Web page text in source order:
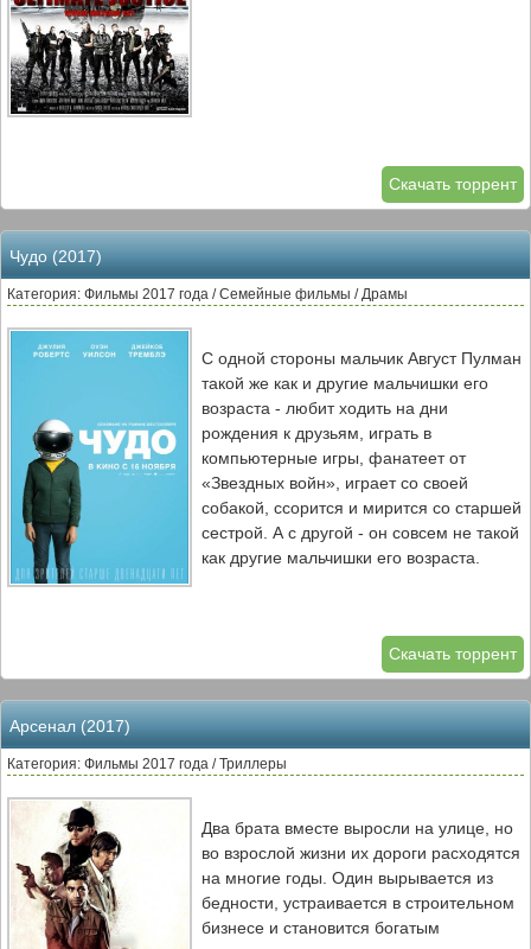
Скачать торрент
Чудо (2017)
Категория: Фильмы 2017 года / Семейные фильмы / Драмы
С одной стороны мальчик Август Пулман
такой же как и другие мальчишки его
возраста - любит ходить на дни
рождения к друзьям, играть в
компьютерные игры, фанатеет от
«Звездных войн», играет со своей
собакой, ссорится и мирится со старшей
сестрой. А с другой - он совсем не такой
как другие мальчишки его возраста.
Скачать торрент
Арсенал (2017)
Категория: Фильмы 2017 года / Триллеры
Два брата вместе выросли на улице, но
во взрослой жизни их дороги расходятся
на многие годы. Один вырывается из
бедности, устраивается в строительном
бизнесе и становится богатым